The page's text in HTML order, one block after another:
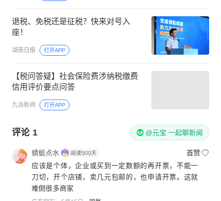
退税、免税还是征税？快来对号入
座！
湖南日报 打开APP
【税问答疑】社会保险费涉纳税缴费
信用评价要点问答
九派新闻 打开APP
评论 1 @元宝 一起聊新闻
蜻蜓点水
首赞
应该是个体，企业或买到一定数额的再开票，不能一
刀切，开个店铺，卖几元包邮的，也申请开票。这就
难倒很多商家